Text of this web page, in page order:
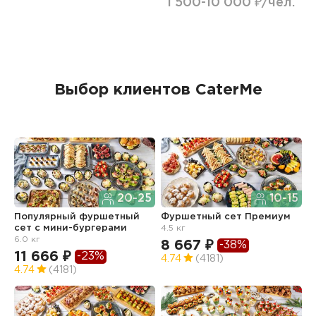
1 500-10 000 ₽/чел.
Выбор клиентов CaterMe
20-25
Популярный фуршетный
сет c мини-бургерами
6.0 кг
11 666 ₽ -23%
4.74 (4181)
10-15
Фуршетный сет Премиум
4.5 кг
8 667 ₽ -38%
4.74 (4181)